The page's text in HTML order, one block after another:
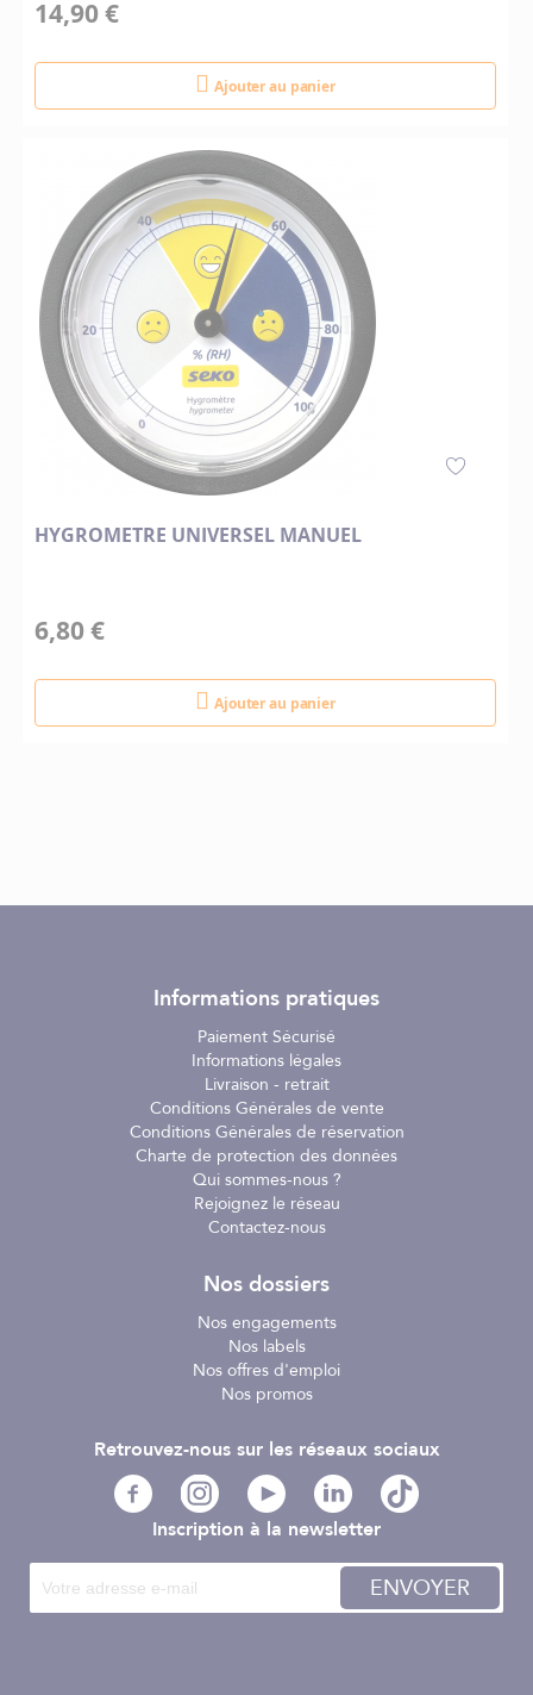
14,90 €
Ajouter au panier
HYGROMETRE UNIVERSEL MANUEL
6,80 €
Ajouter au panier
Informations pratiques
Paiement Sécurisé
Informations légales
Livraison - retrait
Conditions Générales de vente
Conditions Générales de réservation
Charte de protection des données
Qui sommes-nous ?
Rejoignez le réseau
Contactez-nous
Nos dossiers
Nos engagements
Nos labels
Nos offres d'emploi
Nos promos
Inscription à la newsletter
ENVOYER
Retrouvez-nous sur les réseaux sociaux